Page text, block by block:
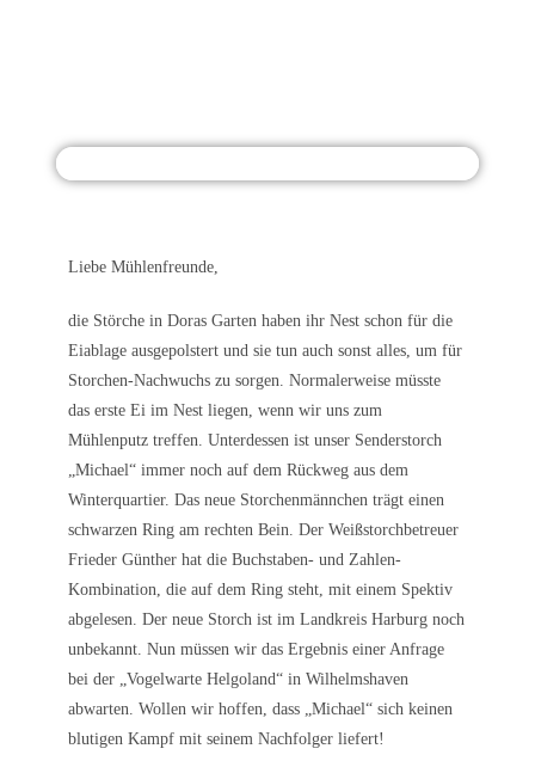
Liebe Mühlenfreunde,
die Störche in Doras Garten haben ihr Nest schon für die
Eiablage ausgepolstert und sie tun auch sonst alles, um für
Storchen-Nachwuchs zu sorgen. Normalerweise müsste
das erste Ei im Nest liegen, wenn wir uns zum
Mühlenputz treffen. Unterdessen ist unser Senderstorch
„Michael“ immer noch auf dem Rückweg aus dem
Winterquartier. Das neue Storchenmännchen trägt einen
schwarzen Ring am rechten Bein. Der Weißstorchbetreuer
Frieder Günther hat die Buchstaben- und Zahlen-
Kombination, die auf dem Ring steht, mit einem Spektiv
abgelesen. Der neue Storch ist im Landkreis Harburg noch
unbekannt. Nun müssen wir das Ergebnis einer Anfrage
bei der „Vogelwarte Helgoland“ in Wilhelmshaven
abwarten. Wollen wir hoffen, dass „Michael“ sich keinen
blutigen Kampf mit seinem Nachfolger liefert!